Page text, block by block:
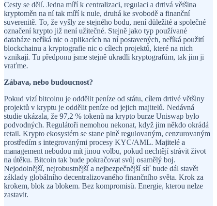
Cesty se dělí. Jedna míří k centralizaci, regulaci a drtivá většina
kryptoměn na ní tak míří k nule, druhá ke svobodě a finanční
suverenitě. To, že vyšly ze stejného bodu, není důležité a společné
označení krypto již není užitečné. Stejně jako typ používané
databáze neříká nic o aplikacích na ní postavených, neříká použití
blockchainu a kryptografie nic o cílech projektů, které na nich
vznikají. Tu předponu jsme stejně ukradli kryptografům, tak jim ji
vraťme.
Zábava, nebo budoucnost?
Pokud vizí bitcoinu je oddělit peníze od státu, cílem drtivé většiny
projektů v kryptu je oddělit peníze od jejich majitelů. Nedávná
studie ukázala, že 97,2 % tokenů na krypto burze Uniswap bylo
podvodných. Regulátoři nemohou nekonat, když jim někdo okrádá
retail. Krypto ekosystém se stane plně regulovaným, cenzurovaným
prostředím s integrovanými procesy KYC/AML. Majitelé a
management nebudou mít jinou volbu, pokud nechtějí strávit život
na útěku. Bitcoin tak bude pokračovat svůj osamělý boj.
Nejodolnější, nejrobustnější a nejbezpečnější síť bude dál stavět
základy globálního decentralizovaného finančního světa. Krok za
krokem, blok za blokem. Bez kompromisů. Energie, kterou nelze
zastavit.